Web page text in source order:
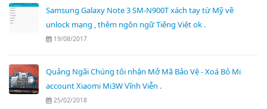
Samsung Galaxy Note 3 SM-N900T xách tay từ Mỹ về
unlock mạng , thêm ngôn ngữ Tiếng Việt ok .
19/08/2017
Quảng Ngãi Chúng tôi nhận Mở Mã Bảo Vệ - Xoá Bỏ Mi
account Xiaomi Mi3W Vĩnh Viễn .
25/02/2018